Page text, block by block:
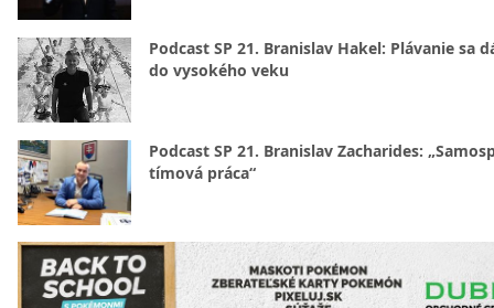
Podcast SP 21. Branislav Hakel: Plávanie sa
do vysokého veku
Podcast SP 21. Branislav Zacharides:
tímová práca“